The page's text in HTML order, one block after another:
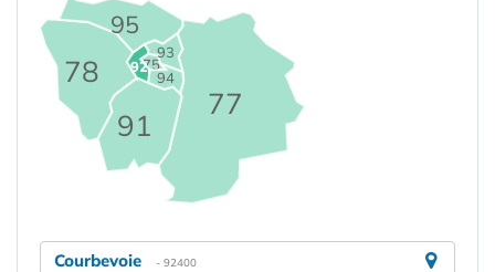
75
77
78
91
92
93
94
95
Courbevoie - 92400